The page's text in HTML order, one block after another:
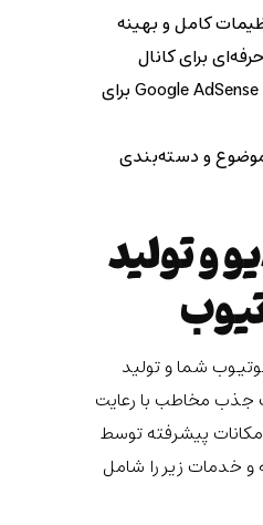
کامل و بهینه
برای کانال
راه‌اندازی حساب Google AdSense برای
و دسته‌بندی
و تولید
شما و تولید
جذب مخاطب با رعایت
پیشرفته توسط
و خدمات زیر را شامل